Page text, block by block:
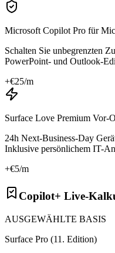
Microsoft Copilot Pro für
Schalten Sie unbegrenzten
PowerPoint- und Outlook-
+€25/m
Surface Love Premium Vor-
24h Next-Business-Day
Inklusive persönlichem IT-
+€5/m
Copilot+ Live-
AUSGEWÄHLTE BASIS
Surface Pro (11. Edition)